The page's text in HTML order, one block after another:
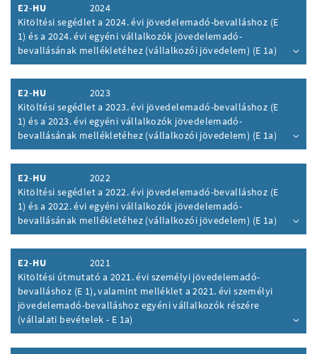
E2-HU
2024
Kitöltési segédlet a 2024. évi jövedelemadó-bevalláshoz (E
1) és a 2024. évi egyéni vállalkozók jövedelemadó-
bevallásának mellékletéhez (vállalkozói jövedelem) (E 1a)
Inhalt aufklappen
E2-HU
2023
Kitöltési segédlet a 2023. évi jövedelemadó-bevalláshoz (E
1) és a 2023. évi egyéni vállalkozók jövedelemadó-
bevallásának mellékletéhez (vállalkozói jövedelem) (E 1a)
Inhalt aufklappen
E2-HU
2022
Kitöltési segédlet a 2022. évi jövedelemadó-bevalláshoz (E
1) és a 2022. évi egyéni vállalkozók jövedelemadó-
bevallásának mellékletéhez (vállalkozói jövedelem) (E 1a)
Inhalt aufklappen
E2-HU
2021
Kitöltési útmutató a 2021. évi személyi jövedelemadó-
bevalláshoz (E 1), valamint melléklet a 2021. évi személyi
jövedelemadó-bevalláshoz egyéni vállalkozók részére
(vállalati bevételek - E 1a)
Inhalt aufklappen